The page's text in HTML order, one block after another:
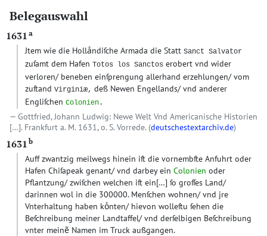
Belegauswahl
1631 a
Jtem wie die Hollaͤndiſche Armada die Statt Sanct Salvator
zuſamt dem Hafen Totos los Sanctos erobert vnd wider
verloren/ beneben einſprengung allerhand erzehlungen/ vom
zuſtand Virginiæ, deß Newen Engellands/ vnd anderer
Engliſchen Colonien .
Gottfried, Johann Ludwig: Newe Welt Vnd Americanische Historien
[…]. Frankfurt a. M. 1631, o. S. Vorrede. (deutschestextarchiv.de)
1631 b
Auff zwantzig meilwegs hinein iſt die vornembſte Anfuhrt oder
Hafen Chiſapeak genant/ vnd darbey ein Colonien oder
Pflantzung/ zwiſchen welchen iſt ein[…] ſo groſſes Land/
darinnen wol in die 300000. Menſchen wohnen/ vnd jre
Vnterhaltung haben koͤnten/ hievon wolleſtu ſehen die
Beſchreibung meiner Landtaffel/ vnd derſelbigen Beſchreibung
vnter meinẽ Namen im Truck außgangen.